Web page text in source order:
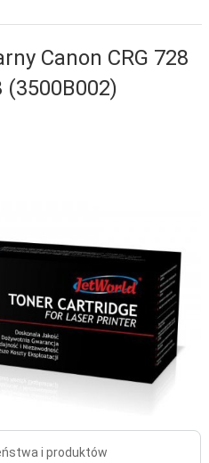
Canon CRG 728
(3500B002)
i produktów